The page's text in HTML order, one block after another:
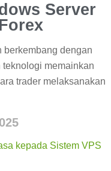
Server
dengan
teknologi memainkan
trader melaksanakan